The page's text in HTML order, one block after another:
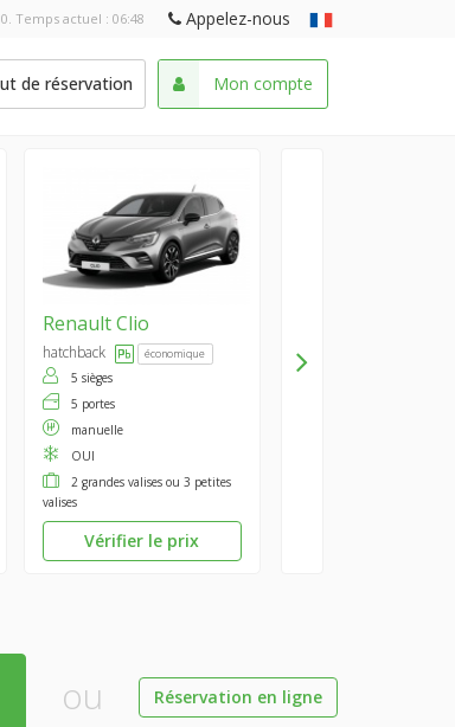
Temps actuel : 06:48 Appelez-nous
de réservation Mon compte
RenaultClio
hatchback économique
5 sièges
5 portes
manuelle
OUI
2 grandes valises ou 3 petites
valises
Vérifier le prix
ou Réservation en ligne